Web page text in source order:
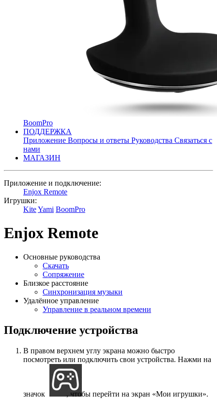
BoomPro
ПОДДЕРЖКА
Приложение Вопросы и ответы Руководства Связаться с
нами
МАГАЗИН
Приложение и подключение:
Enjox Remote
Игрушки:
KiteYami BoomPro
Enjox Remote
Основные руководства
Скачать
Сопряжение
Близкое расстояние
Синхронизация музыки
Удалённое управление
Управление в реальном времени
Подключение устройства
В правом верхнем углу экрана можно быстро
посмотреть или подключить свои устройства. Нажми на
значок
, чтобы перейти на экран «Мои игрушки».